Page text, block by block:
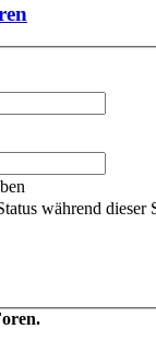
während dieser